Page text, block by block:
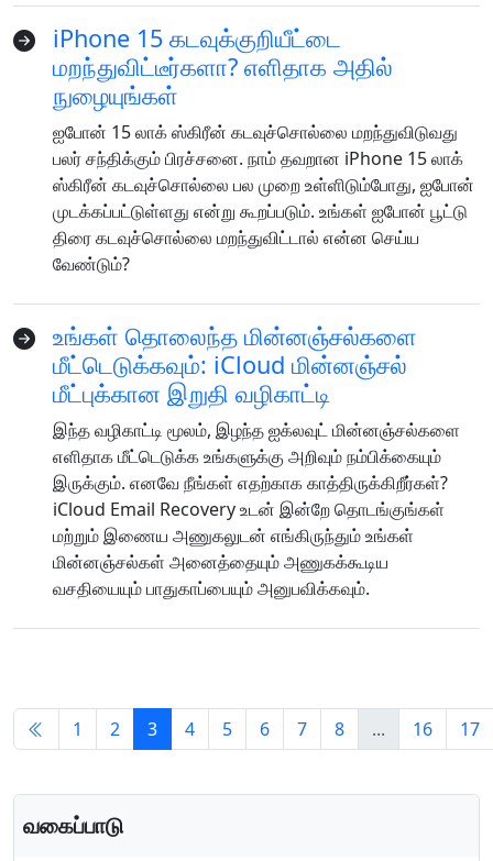
வகைப்பாடு
iPhone 15 கடவுக்குறியீட்டை
மறந்துவிட்டீர்களா? எளிதாக அதில்
நுழையுங்கள்
ஐபோன் 15 லாக் ஸ்கிரீன் கடவுச்சொல்லை மறந்துவிடுவது
பலர் சந்திக்கும் பிரச்சனை. நாம் தவறான iPhone 15 லாக்
ஸ்கிரீன் கடவுச்சொல்லை பல முறை உள்ளிடும்போது, ​​​​ஐபோன்
முடக்கப்பட்டுள்ளது என்று கூறப்படும். உங்கள் ஐபோன் பூட்டு
திரை கடவுச்சொல்லை மறந்துவிட்டால் என்ன செய்ய
வேண்டும்?
உங்கள் தொலைந்த மின்னஞ்சல்களை
மீட்டெடுக்கவும்: iCloud மின்னஞ்சல்
மீட்புக்கான இறுதி வழிகாட்டி
இந்த வழிகாட்டி மூலம், இழந்த ஐக்லவுட் மின்னஞ்சல்களை
எளிதாக மீட்டெடுக்க உங்களுக்கு அறிவும் நம்பிக்கையும்
இருக்கும். எனவே நீங்கள் எதற்காக காத்திருக்கிறீர்கள்?
iCloud Email Recovery உடன் இன்றே தொடங்குங்கள்
மற்றும் இணைய அணுகலுடன் எங்கிருந்தும் உங்கள்
மின்னஞ்சல்கள் அனைத்தையும் அணுகக்கூடிய
வசதியையும் பாதுகாப்பையும் அனுபவிக்கவும்.
1 2 3 4 5 6 7 8 ... 16 17
Deutsche Français
Norsk
Suomalainen
Svenska
Dansk
русский
हिंदी
தமிழ்
Bahasa Melayu
ไทย
한국어
Română
Polskie
қазақ